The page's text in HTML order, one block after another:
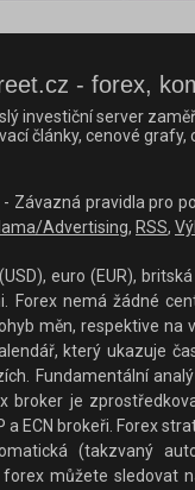
- forex,
investiční server
články, cenové
- Závazná pravidla pro
Advertising, RSS,
euro (EUR),
Forex nemá žádné
měn, respektive
který ukazuje
Fundamentální
broker je
ECN brokeři. Forex
(takzvaný
můžete sledovat